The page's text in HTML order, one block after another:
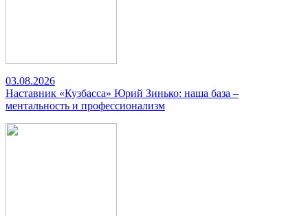
03.08.2026
Наставник «Кузбасса» Юрий Зинько: наша база –
ментальность и профессионализм